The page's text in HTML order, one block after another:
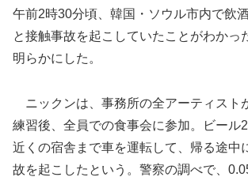
午前2時30分頃、韓国・ソウル市内で飲
と接触事故を起こしていたことがわかっ
明らかにした。
ニックンは、事務所の全アーティスト
練習後、全員での食事会に参加。ビール2
近くの宿舎まで車を運転して、帰る途中
故を起こしたという。 警察の調べで、